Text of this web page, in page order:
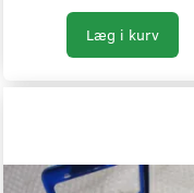
Læg i kurv